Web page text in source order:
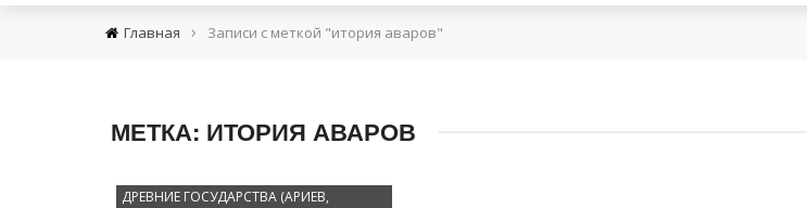
Главная › Записи с меткой "итория аваров"
МЕТКА: ИТОРИЯ АВАРОВ
ДРЕВНИЕ ГОСУДАРСТВА (АРИЕВ,